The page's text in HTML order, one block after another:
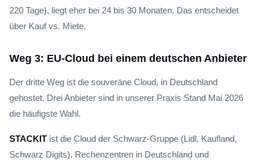
220 Tage), liegt eher bei 24 bis 30 Monaten. Das entscheidet
über Kauf vs. Miete.
Weg 3: EU-Cloud bei einem deutschen Anbieter
Der dritte Weg ist die souveräne Cloud, in Deutschland
gehostet. Drei Anbieter sind in unserer Praxis Stand Mai 2026
die häufigste Wahl.
STACKIT ist die Cloud der Schwarz-Gruppe (Lidl, Kaufland,
Schwarz Digits). Rechenzentren in Deutschland und